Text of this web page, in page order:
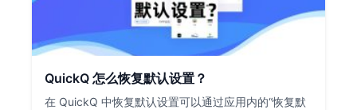
QuickQ 怎么恢复默认设置？
在 QuickQ 中恢复默认设置可以通过应用内的“恢复默